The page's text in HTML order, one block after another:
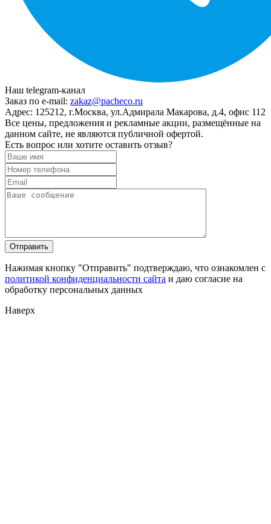
Наш telegram-канал
Заказ по e-mail: zakaz@pacheco.ru
Адрес: 125212, г.Москва, ул.Адмирала Макарова, д.4, офис 112
Все цены, предложения и рекламные акции, размещённые на
данном сайте, не являются публичной офертой.
Есть вопрос или хотите оставить отзыв?
Нажимая кнопку "Отправить" подтверждаю, что ознакомлен с
политикой конфиденциальности сайта и даю согласие на
обработку персональных данных
Наверх